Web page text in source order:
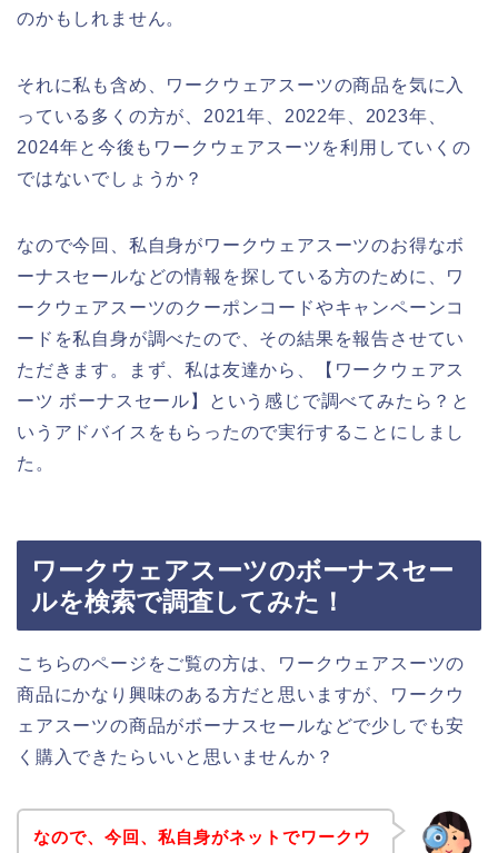
のかもしれません。
それに私も含め、ワークウェアスーツの商品を気に入
っている多くの方が、2021年、2022年、2023年、
2024年と今後もワークウェアスーツを利用していくの
ではないでしょうか？
なので今回、私自身がワークウェアスーツのお得なボ
ーナスセールなどの情報を探している方のために、ワ
ークウェアスーツのクーポンコードやキャンペーンコ
ードを私自身が調べたので、その結果を報告させてい
ただきます。まず、私は友達から、【ワークウェアス
ーツ ボーナスセール】という感じで調べてみたら？と
いうアドバイスをもらったので実行することにしまし
た。
ワークウェアスーツのボーナスセー
ルを検索で調査してみた！
こちらのページをご覧の方は、ワークウェアスーツの
商品にかなり興味のある方だと思いますが、ワークウ
ェアスーツの商品がボーナスセールなどで少しでも安
く購入できたらいいと思いませんか？
なので、今回、私自身がネットでワークウ